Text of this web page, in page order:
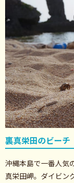
裏真栄田のビーチ
沖縄本島で一番人気
真栄田岬。ダイビン